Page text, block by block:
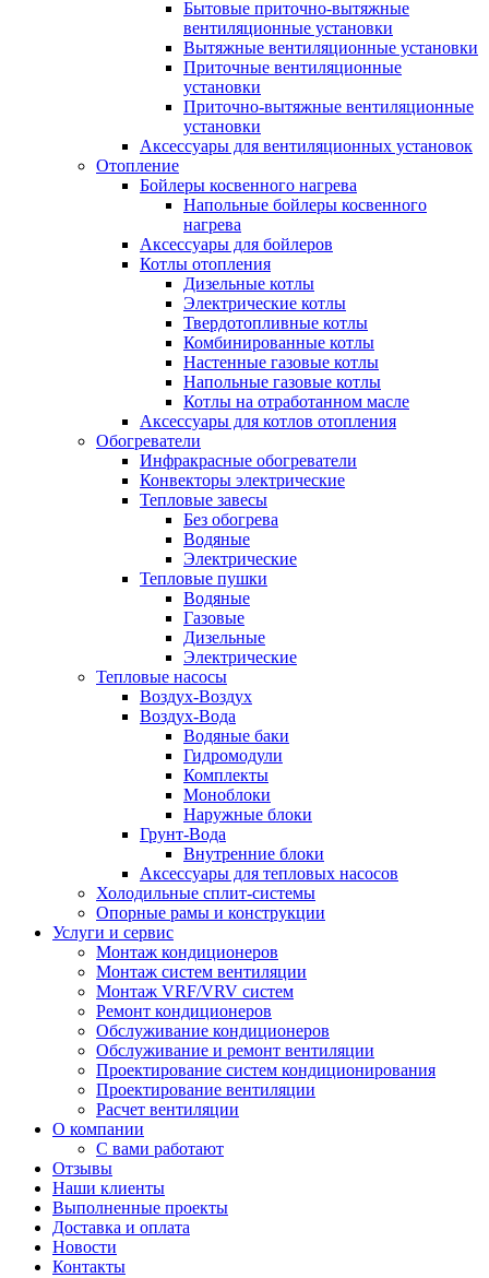
Бытовые приточно-вытяжные
вентиляционные установки
Вытяжные вентиляционные установки
Приточные вентиляционные
установки
Приточно-вытяжные вентиляционные
установки
Аксессуары для вентиляционных установок
Отопление
Бойлеры косвенного нагрева
Напольные бойлеры косвенного
нагрева
Аксессуары для бойлеров
Котлы отопления
Дизельные котлы
Электрические котлы
Твердотопливные котлы
Комбинированные котлы
Настенные газовые котлы
Напольные газовые котлы
Котлы на отработанном масле
Аксессуары для котлов отопления
Обогреватели
Инфракрасные обогреватели
Конвекторы электрические
Тепловые завесы
Без обогрева
Водяные
Электрические
Тепловые пушки
Водяные
Газовые
Дизельные
Электрические
Тепловые насосы
Воздух-Воздух
Воздух-Вода
Водяные баки
Гидромодули
Комплекты
Моноблоки
Наружные блоки
Грунт-Вода
Внутренние блоки
Аксессуары для тепловых насосов
Холодильные сплит-системы
Опорные рамы и конструкции
Услуги и сервис
Монтаж кондиционеров
Монтаж систем вентиляции
Монтаж VRF/VRV систем
Ремонт кондиционеров
Обслуживание кондиционеров
Обслуживание и ремонт вентиляции
Проектирование систем кондиционирования
Проектирование вентиляции
Расчет вентиляции
О компании
С вами работают
Отзывы
Наши клиенты
Выполненные проекты
Доставка и оплата
Новости
Контакты